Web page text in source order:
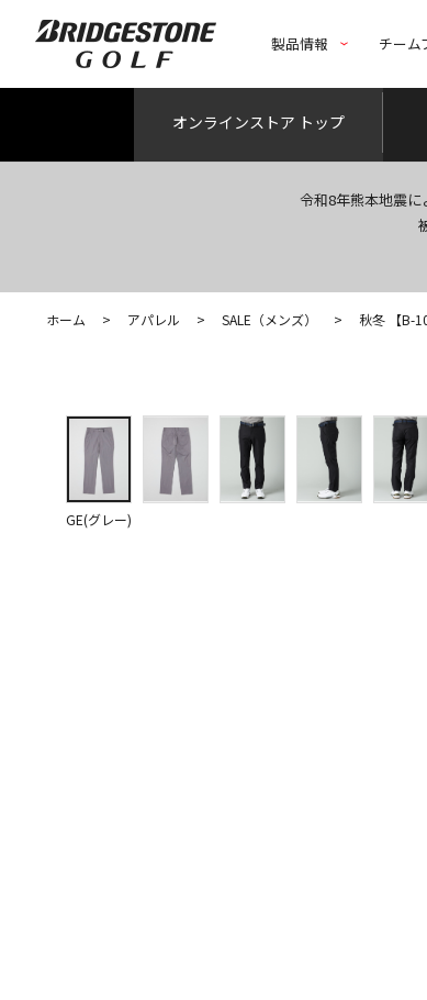
製品情報 チーム
オンラインストア トップ
令和8年熊本地震
ホーム > アパレル > SALE（メンズ） > 秋冬 【B-
GE(グレー)